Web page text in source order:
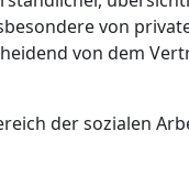
von
von dem
der sozialen